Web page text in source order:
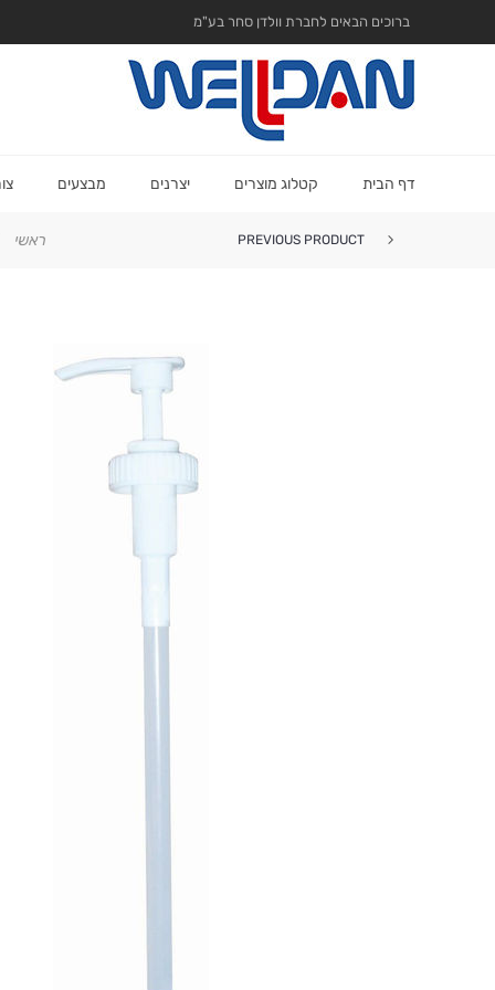
ברוכים הבאים לחברת וולדן סחר בע"מ
דף הבית קטלוג מוצרים יצרנים מבצעים
ראשי PREVIOUS PRODUCT